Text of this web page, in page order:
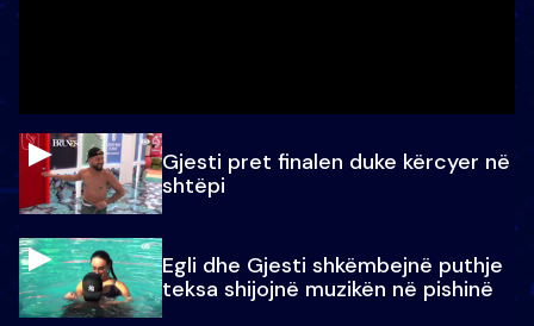
Gjesti pret finalen duke kërcyer në
shtëpi
Egli dhe Gjesti shkëmbejnë puthje
teksa shijojnë muzikën në pishinë